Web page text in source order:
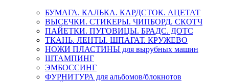
БУМАГА. КАЛЬКА. КАРДСТОК. АЦЕТАТ
ВЫСЕЧКИ. СТИКЕРЫ. ЧИПБОРД. СКОТЧ
ПАЙЕТКИ. ПУГОВИЦЫ. БРАДС. ДОТС
ТКАНЬ. ЛЕНТЫ. ШПАГАТ. КРУЖЕВО
НОЖИ ПЛАСТИНЫ для вырубных машин
ШТАМПИНГ
ЭМБОССИНГ
ФУРНИТУРА для альбомов/блокнотов